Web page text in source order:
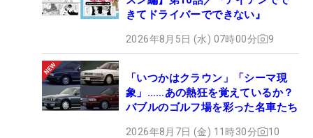
きてドライバーでできない』
2026年8月5日 (水) 07時00分 9
「いつかはクラウン」「シーマ現
象」……あの熱狂を覚えているか？
バブルのゴルフ場を彩った名車たち
2026年8月7日 (金) 11時30分 10